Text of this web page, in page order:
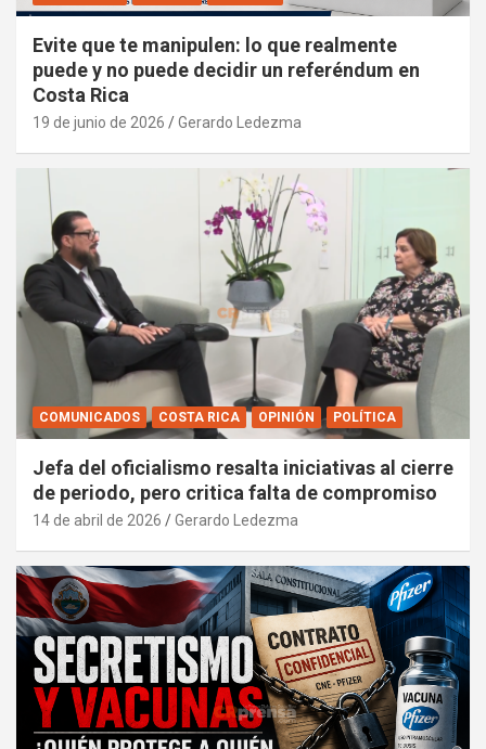
Evite que te manipulen: lo que realmente
puede y no puede decidir un referéndum en
Costa Rica
19 de junio de 2026 Gerardo Ledezma
COMUNICADOS COSTA RICA OPINIÓN POLÍTICA
Jefa del oficialismo resalta iniciativas al cierre
de periodo, pero critica falta de compromiso
14 de abril de 2026 Gerardo Ledezma